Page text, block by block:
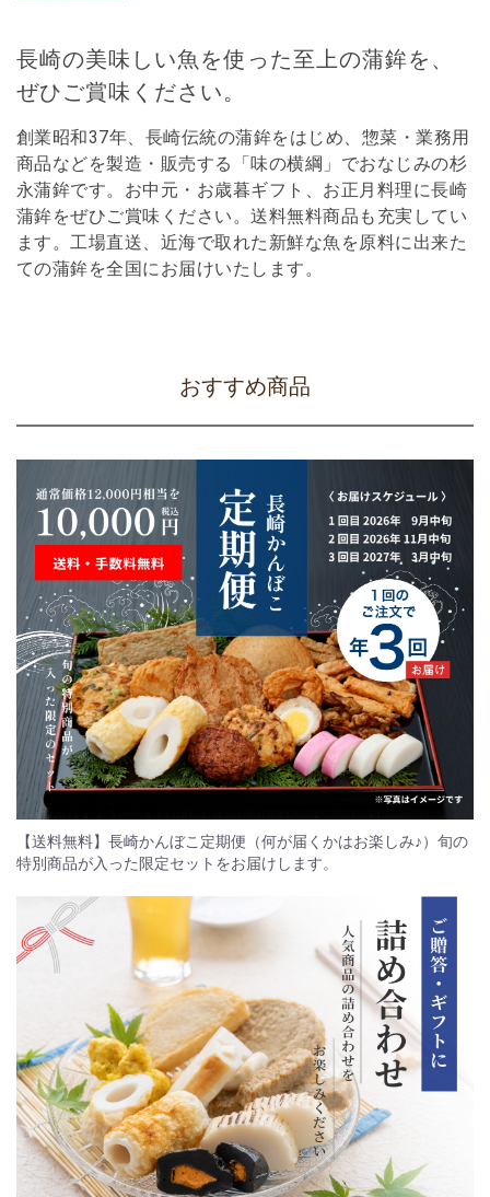
長崎の美味しい魚を使った至上の蒲鉾を、
ぜひご賞味ください。
創業昭和37年、長崎伝統の蒲鉾をはじめ、惣菜・業務用
商品などを製造・販売する「味の横綱」でおなじみの杉
永蒲鉾です。お中元・お歳暮ギフト、お正月料理に長崎
蒲鉾をぜひご賞味ください。送料無料商品も充実してい
ます。工場直送、近海で取れた新鮮な魚を原料に出来た
ての蒲鉾を全国にお届けいたします。
おすすめ商品
【送料無料】長崎かんぼこ定期便（何が届くかはお楽しみ♪）旬の
特別商品が入った限定セットをお届けします。